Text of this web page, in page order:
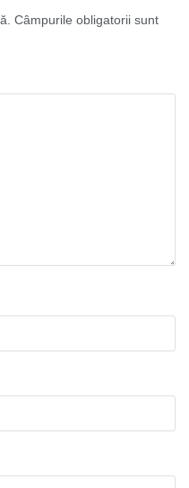
Câmpurile obligatorii sunt